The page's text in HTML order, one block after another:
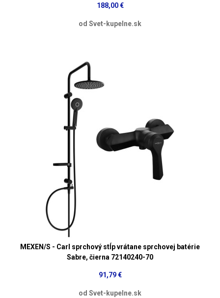
188,00 €
od Svet-kupelne.sk
MEXEN/S - Carl sprchový stĺp vrátane sprchovej batérie
Sabre, čierna 72140240-70
91,79 €
od Svet-kupelne.sk